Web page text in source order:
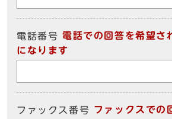
電話番号 電話での回答を希望さ
になります
ファックス番号 ファックスでの